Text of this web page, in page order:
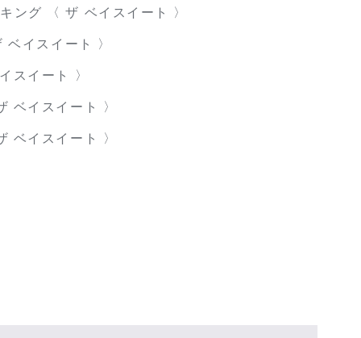
ング 〈 ザ ベイスイート 〉
イスイート 〉
スイート 〉
ベイスイート 〉
ベイスイート 〉